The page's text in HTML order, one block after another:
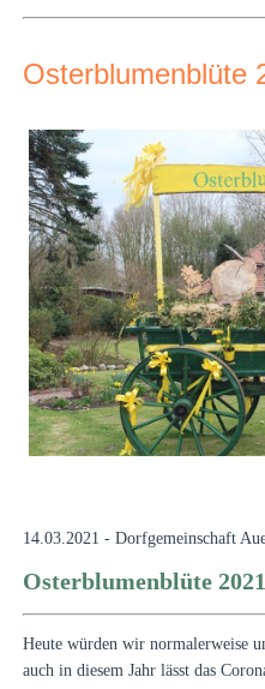
Osterblumenblüte
14.03.2021 - Dorfgemeinschaft
Osterblumenblüte 2021
Heute würden wir normalerweise
auch in diesem Jahr lässt das